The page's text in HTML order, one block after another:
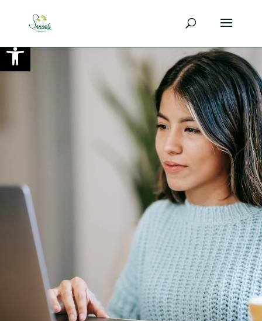
Ouvrir la barre d’outils